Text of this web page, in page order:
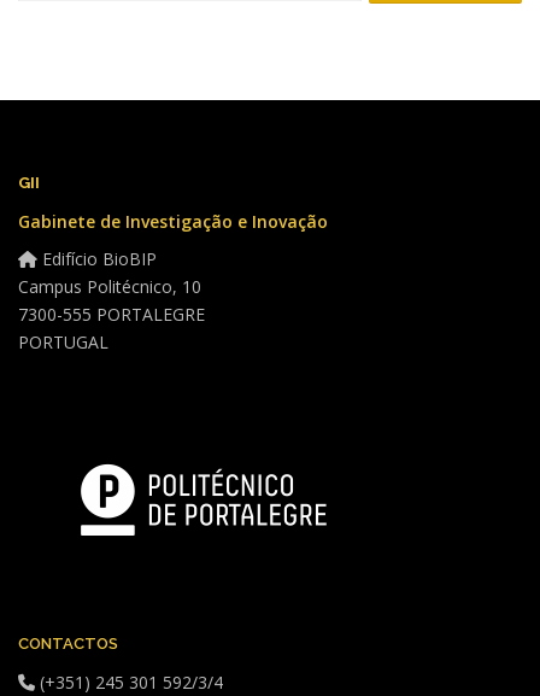
GII
Gabinete de Investigação e Inovação
Edifício BioBIP
Campus Politécnico, 10
7300-555 PORTALEGRE
PORTUGAL
CONTACTOS
(+351) 245 301 592/3/4